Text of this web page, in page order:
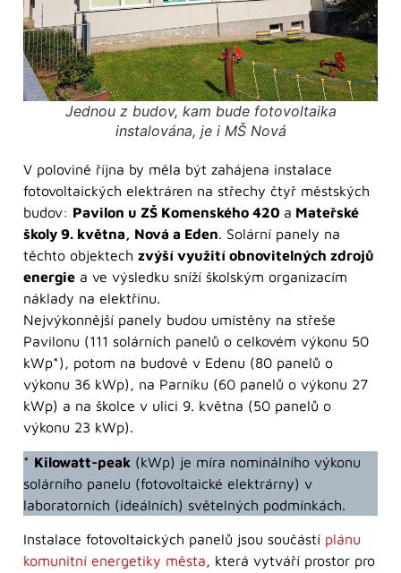
Jednou z budov, kam bude fotovoltaika
instalována, je i MŠ Nová
V polovině října by měla být zahájena instalace
fotovoltaických elektráren na střechy čtyř městských
budov: Pavilon u ZŠ Komenského 420 a Mateřské
školy 9. května, Nová a Eden. Solární panely na
těchto objektech zvýší využití obnovitelných zdrojů
energie a ve výsledku sníží školským organizacím
náklady na elektřinu.
Nejvýkonnější panely budou umístěny na střeše
Pavilonu (111 solárních panelů o celkovém výkonu 50
kWp*), potom na budově v Edenu (80 panelů o
výkonu 36 kWp), na Parníku (60 panelů o výkonu 27
kWp) a na školce v ulici 9. května (50 panelů o
výkonu 23 kWp).
* Kilowatt-peak (kWp) je míra nominálního výkonu
solárního panelu (fotovoltaické elektrárny) v
laboratorních (ideálních) světelných podmínkách.
Instalace fotovoltaických panelů jsou součástí plánu
komunitní energetiky města, která vytváří prostor pro